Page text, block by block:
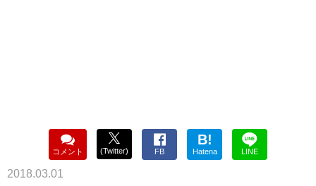
コメント (Twitter) FB
B!
Hatena LINE
2018.03.01